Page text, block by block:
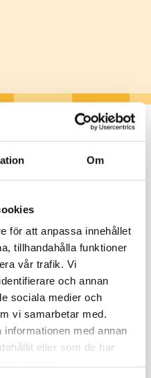
Om
för att anpassa innehållet
tillhandahålla funktioner
vår trafik. Vi
och annan
sociala medier och
vi samarbetar med.
med annan
eller som de har
OM RASEBORGS
9.5.2023 KL. 18!
den 9 maj kl. 18för att höra
som behandlar vårt
ordnas iKaris, på